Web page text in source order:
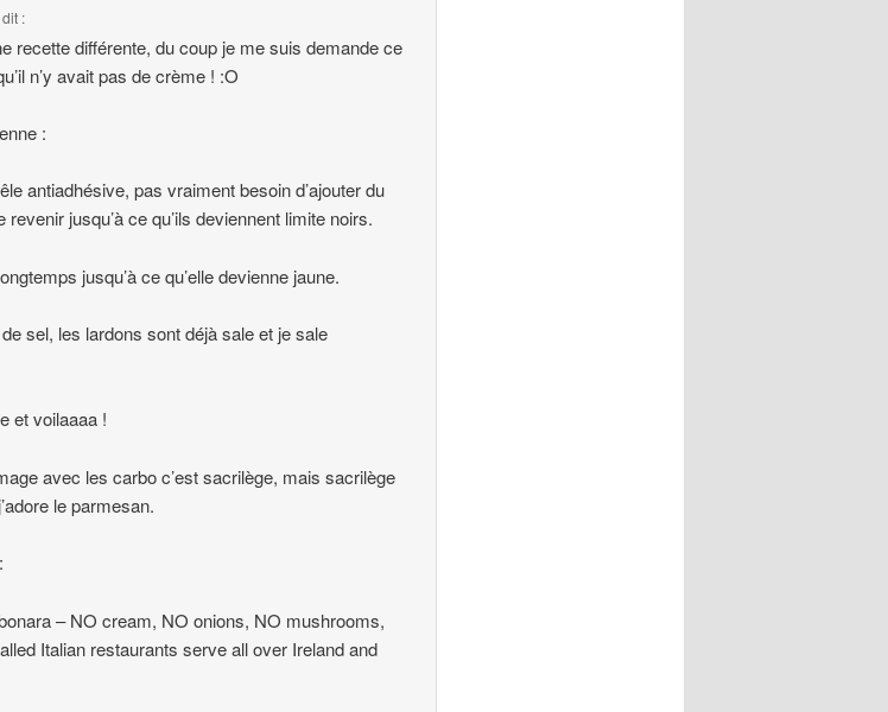
:
recette différente, du coup je me suis demande ce
n’y avait pas de crème ! :O
:
antiadhésive, pas vraiment besoin d’ajouter du
jusqu’à ce qu’ils deviennent limite noirs.
jusqu’à ce qu’elle devienne jaune.
sel, les lardons sont déjà sale et je sale
et voilaaaa !
avec les carbo c’est sacrilège, mais sacrilège
le parmesan.
– NO cream, NO onions, NO mushrooms,
Italian restaurants serve all over Ireland and